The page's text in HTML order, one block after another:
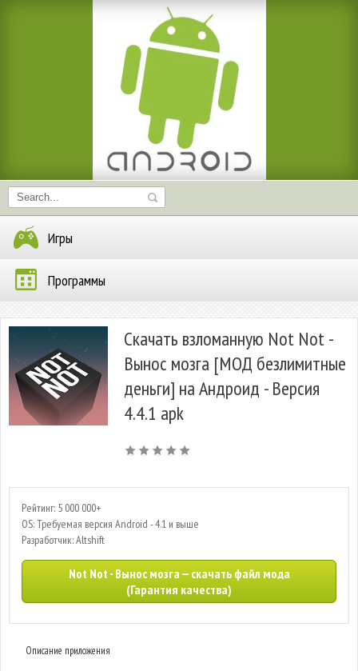
Игры
Программы
Скачать взломанную Not Not -
Вынос мозга [МОД безлимитные
деньги] на Андроид - Версия
4.4.1 apk
Рейтинг: 5 000 000+
OS: Требуемая версия Android - 4.1 и выше
Разработчик: Altshift
Not Not - Вынос мозга — скачать файл мода
(Гарантия качества)
Описание приложения